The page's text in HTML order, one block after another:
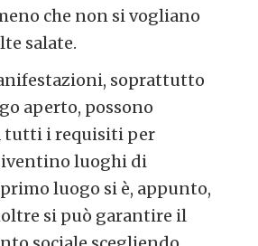
che non si vogliano
salate.
soprattutto
aperto, possono
tutti i requisiti per
luoghi di
luogo si è, appunto,
si può garantire il